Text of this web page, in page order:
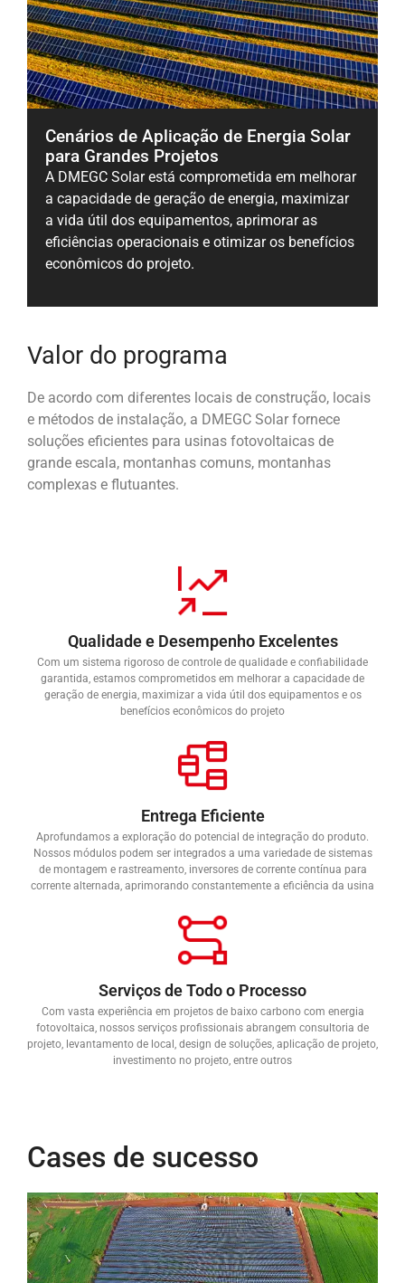
Cenários de Aplicação de Energia Solar
para Grandes Projetos
A DMEGC Solar está comprometida em melhorar
a capacidade de geração de energia, maximizar
a vida útil dos equipamentos, aprimorar as
eficiências operacionais e otimizar os benefícios
econômicos do projeto.
Valor do programa
De acordo com diferentes locais de construção, locais
e métodos de instalação, a DMEGC Solar fornece
soluções eficientes para usinas fotovoltaicas de
grande escala, montanhas comuns, montanhas
complexas e flutuantes.
Qualidade e Desempenho Excelentes
Com um sistema rigoroso de controle de qualidade e confiabilidade
garantida, estamos comprometidos em melhorar a capacidade de
geração de energia, maximizar a vida útil dos equipamentos e os
benefícios econômicos do projeto
Entrega Eficiente
Aprofundamos a exploração do potencial de integração do produto.
Nossos módulos podem ser integrados a uma variedade de sistemas
de montagem e rastreamento, inversores de corrente contínua para
corrente alternada, aprimorando constantemente a eficiência da usina
Serviços de Todo o Processo
Com vasta experiência em projetos de baixo carbono com energia
fotovoltaica, nossos serviços profissionais abrangem consultoria de
projeto, levantamento de local, design de soluções, aplicação de projeto,
investimento no projeto, entre outros
Cases de sucesso